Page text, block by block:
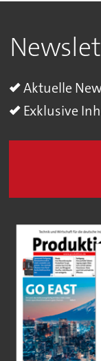
Aktuelle
Exklusive